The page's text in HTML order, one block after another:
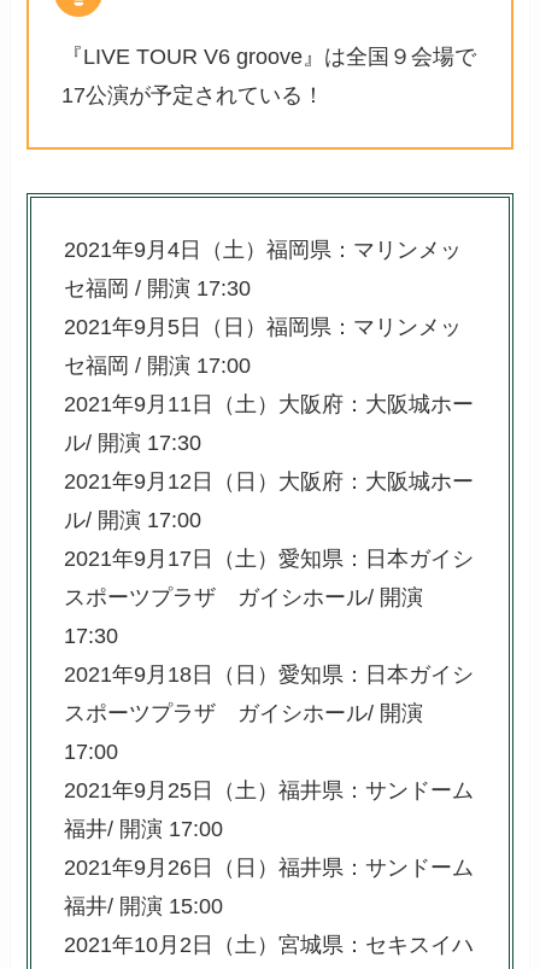
『LIVE TOUR V6 groove』は全国９会場で
17公演が予定されている！
2021年9月4日（土）福岡県：マリンメッ
セ福岡 / 開演 17:30
2021年9月5日（日）福岡県：マリンメッ
セ福岡 / 開演 17:00
2021年9月11日（土）大阪府：大阪城ホー
ル/ 開演 17:30
2021年9月12日（日）大阪府：大阪城ホー
ル/ 開演 17:00
2021年9月17日（土）愛知県：日本ガイシ
スポーツプラザ ガイシホール/ 開演
17:30
2021年9月18日（日）愛知県：日本ガイシ
スポーツプラザ ガイシホール/ 開演
17:00
2021年9月25日（土）福井県：サンドーム
福井/ 開演 17:00
2021年9月26日（日）福井県：サンドーム
福井/ 開演 15:00
2021年10月2日（土）宮城県：セキスイハ